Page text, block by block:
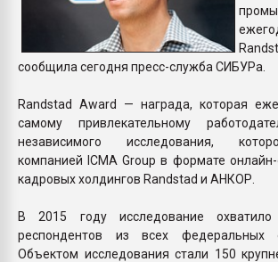
сообщила сегодня пресс-служба СИБУРа.
Randstad Award — награда, которая
самому привлекательному
независимого исследования,
компанией ICMA Group в формате
кадровых холдингов Randstad и АНКОР.
В 2015 году исследование
респондентов из всех федеральных
Объектом исследования стали 150